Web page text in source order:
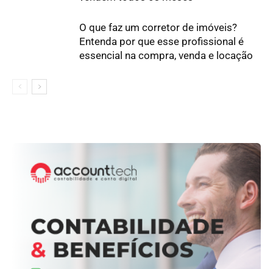
O que faz um corretor de imóveis?
Entenda por que esse profissional é
essencial na compra, venda e locação